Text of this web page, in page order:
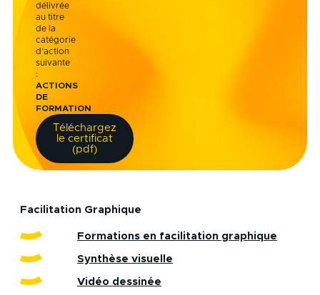
délivrée
au titre
de la
catégorie
d’action
suivante
:
ACTIONS
DE
FORMATION
Téléchargez
le certificat
(pdf)
Facilitation Graphique
Formations en facilitation graphique
Synthèse visuelle
Vidéo dessinée